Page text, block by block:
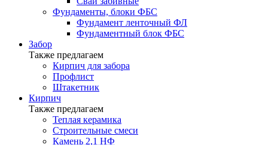
Фундаменты, блоки ФБС
Фундамент ленточный ФЛ
Фундаментный блок ФБС
Забор
Также предлагаем
Кирпич для забора
Профлист
Штакетник
Кирпич
Также предлагаем
Теплая керамика
Строительные смеси
Камень 2,1 НФ